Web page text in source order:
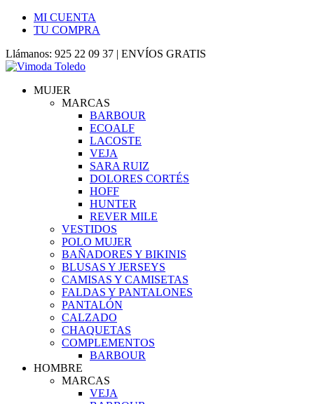
MI CUENTA
TU COMPRA
Llámanos: 925 22 09 37 | ENVÍOS GRATIS
MUJER
MARCAS
BARBOUR
ECOALF
LACOSTE
VEJA
SARA RUIZ
DOLORES CORTÉS
HOFF
HUNTER
REVER MILE
VESTIDOS
POLO MUJER
BAÑADORES Y BIKINIS
BLUSAS Y JERSEYS
CAMISAS Y CAMISETAS
FALDAS Y PANTALONES
PANTALÓN
CALZADO
CHAQUETAS
COMPLEMENTOS
BARBOUR
HOMBRE
MARCAS
VEJA